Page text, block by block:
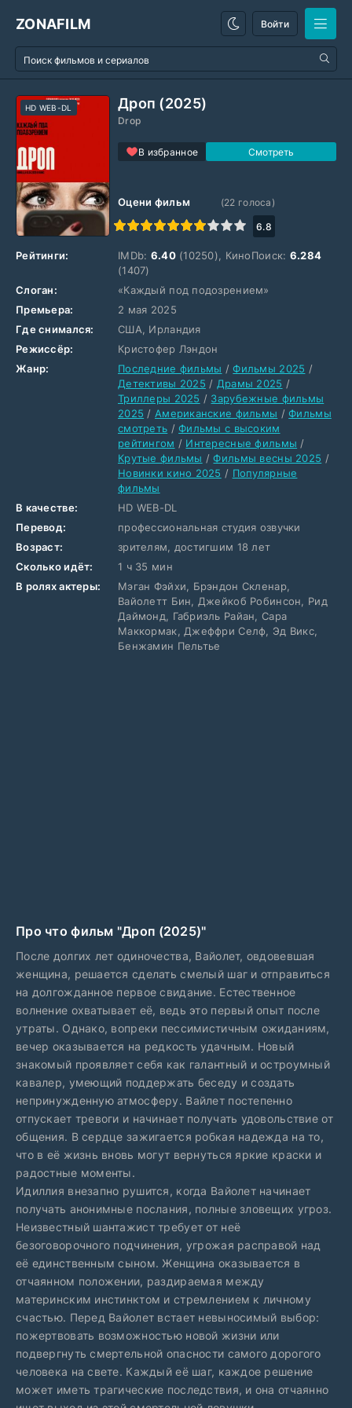
ZONAFILM Войти
Дроп (2025)
Drop
В избранное
HD WEB-DL
Оцени фильм
1
3 4 6 7 8 9 10
(22 голоса)
6.8
Рейтинги: IMDb: 6.40(10250), КиноПоиск: 6.284
(1407)
Слоган:
«Каждый под подозрением»
Премьера:
2 мая 2025
Где снимался:
США, Ирландия
Режиссёр:
Кристофер Лэндон
Жанр:
Последние фильмы /Фильмы 2025 /
Детективы 2025 / Драмы 2025 /
Триллеры 2025 / Зарубежные фильмы
2025 / Американские фильмы /Фильмы
смотреть /Фильмы с высоким
рейтингом / Интересные фильмы /
Крутые фильмы /Фильмы весны 2025 /
Новинки кино 2025 / Популярные
фильмы
В качестве:
HD WEB-DL
Перевод:
профессиональная студия озвучки
Возраст:
зрителям, достигшим 18 лет
Сколько идёт:
1 ч 35 мин
В ролях актеры:
Мэган Фэйхи, Брэндон Скленар,
Вайолетт Бин, Джейкоб Робинсон, Рид
Даймонд, Габриэль Райан, Сара
Маккормак, Джеффри Селф, Эд Викс,
Бенжамин Пельтье
Про что фильм "Дроп (2025)"
После долгих лет одиночества, Вайолет, овдовевшая
женщина, решается сделать смелый шаг и отправиться
на долгожданное первое свидание. Естественное
волнение охватывает её, ведь это первый опыт после
утраты. Однако, вопреки пессимистичным ожиданиям,
вечер оказывается на редкость удачным. Новый
знакомый проявляет себя как галантный и остроумный
кавалер, умеющий поддержать беседу и создать
непринужденную атмосферу. Вайлет постепенно
отпускает тревоги и начинает получать удовольствие от
общения. В сердце зажигается робкая надежда на то,
что в её жизнь вновь могут вернуться яркие краски и
радостные моменты.
Идиллия внезапно рушится, когда Вайолет начинает
получать анонимные послания, полные зловещих угроз.
Неизвестный шантажист требует от неё
безоговорочного подчинения, угрожая расправой над
её единственным сыном. Женщина оказывается в
отчаянном положении, раздираемая между
материнским инстинктом и стремлением к личному
счастью. Перед Вайолет встает невыносимый выбор:
пожертвовать возможностью новой жизни или
подвергнуть смертельной опасности самого дорогого
человека на свете. Каждый её шаг, каждое решение
может иметь трагические последствия, и она отчаянно